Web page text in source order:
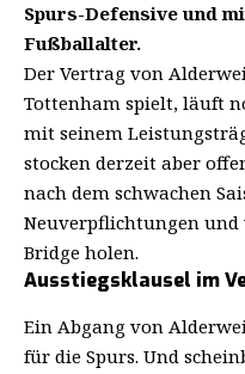
Spurs-Defensive und
Fußballalter.
Der Vertrag von
Tottenham spielt, läuft
mit seinem
stocken derzeit aber
nach dem schwachen
Neuverpflichtungen und
Bridge holen.
Ausstiegsklausel im
Ein Abgang von
für die Spurs. Und